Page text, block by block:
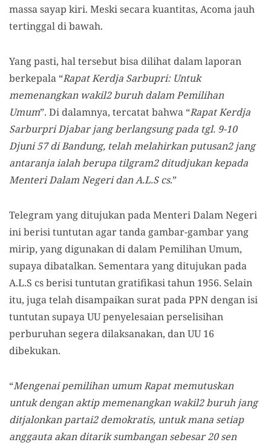
massa sayap kiri. Meski secara kuantitas, Acoma jauh
tertinggal di bawah.
Yang pasti, hal tersebut bisa dilihat dalam laporan
berkepala “Rapat Kerdja Sarbupri: Untuk
memenangkan wakil2 buruh dalam Pemilihan
Umum”. Di dalamnya, tercatat bahwa “Rapat Kerdja
Sarburpri Djabar jang berlangsung pada tgl. 9-10
Djuni 57 di Bandung, telah melahirkan putusan2 jang
antaranja ialah berupa tilgram2 ditudjukan kepada
Menteri Dalam Negeri dan A.L.S cs.”
Telegram yang ditujukan pada Menteri Dalam Negeri
ini berisi tuntutan agar tanda gambar-gambar yang
mirip, yang digunakan di dalam Pemilihan Umum,
supaya dibatalkan. Sementara yang ditujukan pada
A.L.S cs berisi tuntutan gratifikasi tahun 1956. Selain
itu, juga telah disampaikan surat pada PPN dengan isi
tuntutan supaya UU penyelesaian perselisihan
perburuhan segera dilaksanakan, dan UU 16
dibekukan.
“Mengenai pemilihan umum Rapat memutuskan
untuk dengan aktip memenangkan wakil2 buruh jang
ditjalonkan partai2 demokratis, untuk mana setiap
anggauta akan ditarik sumbangan sebesar 20 sen